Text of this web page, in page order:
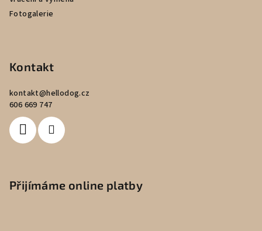
Fotogalerie
Kontakt
kontakt@hellodog.cz
606 669 747
Přijímáme online platby